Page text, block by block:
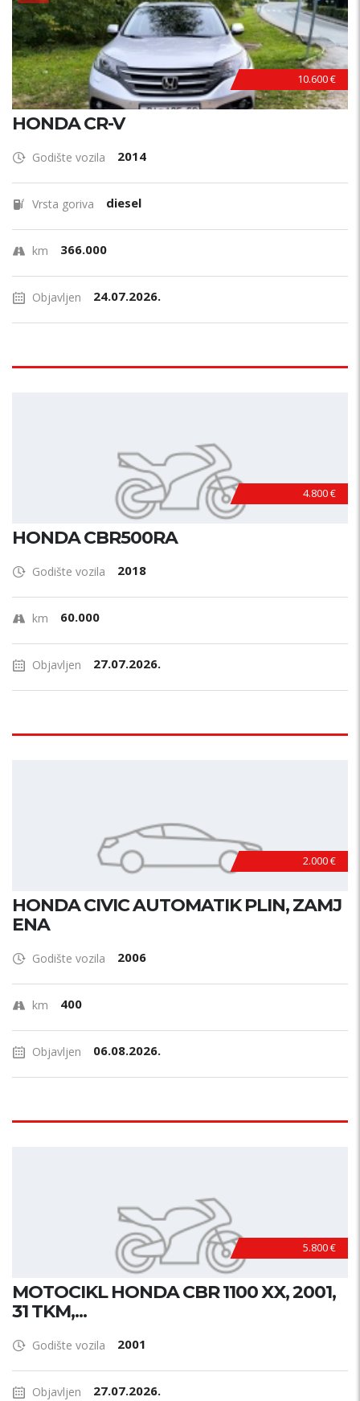
10.600 €
HONDA CR-V
Godište vozila 2014
Vrsta goriva diesel
km 366.000
Objavljen 24.07.2026.
4.800 €
HONDA CBR500RA
Godište vozila 2018
km 60.000
Objavljen 27.07.2026.
2.000 €
HONDA CIVIC AUTOMATIK PLIN, ZAMJ
ENA
Godište vozila 2006
km 400
Objavljen 06.08.2026.
5.800 €
MOTOCIKL HONDA CBR 1100 XX, 2001,
31 TKM,...
Godište vozila 2001
Objavljen 27.07.2026.